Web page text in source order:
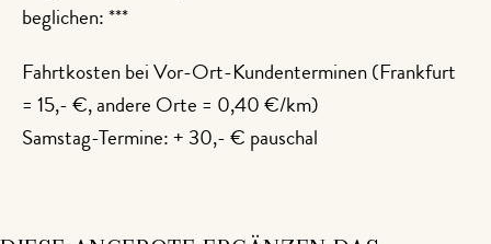
beglichen: ***
Fahrtkosten bei Vor-Ort-Kundenterminen (Frankfurt
= 15,- €, andere Orte = 0,40 €/km)
Samstag-Termine: + 30,- € pauschal